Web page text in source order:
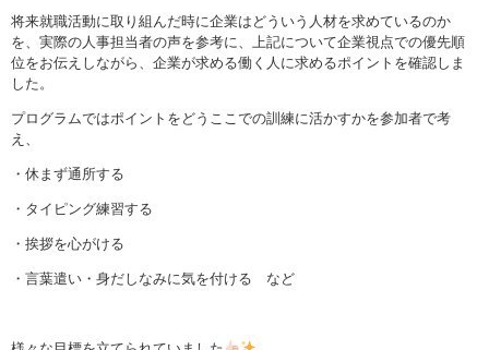
将来就職活動に取り組んだ時に企業はどういう人材を求めているのか
を、実際の人事担当者の声を参考に、上記について企業視点での優先順
位をお伝えしながら、企業が求める働く人に求めるポイントを確認しま
した。
プログラムではポイントをどうここでの訓練に活かすかを参加者で考
え、
・休まず通所する
・タイピング練習する
・挨拶を心がける
・言葉遣い・身だしなみに気を付ける など